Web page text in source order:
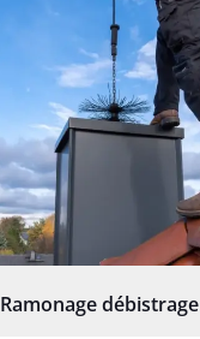
Ramonage débistrage